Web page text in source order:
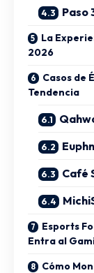
Paso
La
2026
Casos de
Tendencia
Café
Esports
Entra al
Cómo